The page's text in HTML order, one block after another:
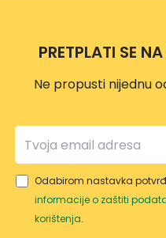
PRETPLATI SE
Ne propusti nijednu
Odabirom nastavka
informacije o zaštiti
korištenja.